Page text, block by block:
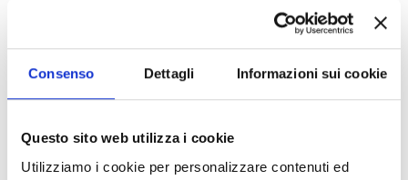
Consenso Dettagli Informazioni sui cookie
Questo sito web utilizza i cookie
Utilizziamo i cookie per personalizzare contenuti ed
Rettore
Senato Accademico